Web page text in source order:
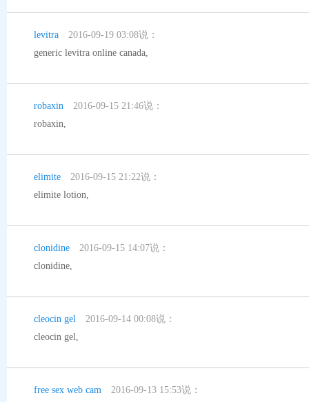
levitra
2016-09-19 03:08说：
generic levitra online canada,
robaxin
2016-09-15 21:46说：
robaxin,
elimite
2016-09-15 21:22说：
elimite lotion,
clonidine
2016-09-15 14:07说：
clonidine,
cleocin gel
2016-09-14 00:08说：
cleocin gel,
free sex web cam
2016-09-13 15:53说：